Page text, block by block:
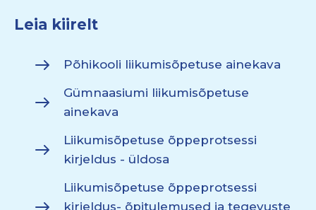
Leia kiirelt
Põhikooli liikumisõpetuse ainekava
Gümnaasiumi liikumisõpetuse
ainekava
Liikumisõpetuse õppeprotsessi
kirjeldus - üldosa
Liikumisõpetuse õppeprotsessi
kirjeldus- õpitulemused ja tegevuste